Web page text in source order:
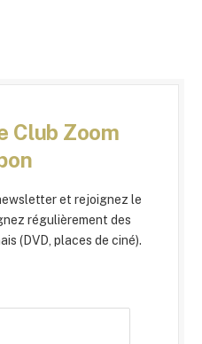
Club Zoom
et rejoignez le
régulièrement des
(DVD, places de ciné).